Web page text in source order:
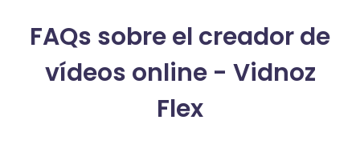
FAQs sobre el creador de
vídeos online - Vidnoz
Flex